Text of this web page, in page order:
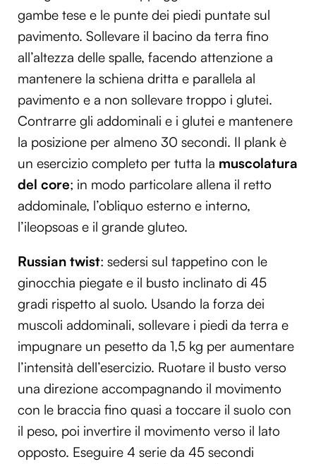
gambe tese e le punte dei piedi puntate sul
pavimento. Sollevare il bacino da terra fino
all’altezza delle spalle, facendo attenzione a
mantenere la schiena dritta e parallela al
pavimento e a non sollevare troppo i glutei.
Contrarre gli addominali e i glutei e mantenere
la posizione per almeno 30 secondi. Il plank è
un esercizio completo per tutta la muscolatura
del core; in modo particolare allena il retto
addominale, l’obliquo esterno e interno,
l’ileopsoas e il grande gluteo.
Russian twist: sedersi sul tappetino con le
ginocchia piegate e il busto inclinato di 45
gradi rispetto al suolo. Usando la forza dei
muscoli addominali, sollevare i piedi da terra e
impugnare un pesetto da 1,5 kg per aumentare
l’intensità dell’esercizio. Ruotare il busto verso
una direzione accompagnando il movimento
con le braccia fino quasi a toccare il suolo con
il peso, poi invertire il movimento verso il lato
opposto. Eseguire 4 serie da 45 secondi